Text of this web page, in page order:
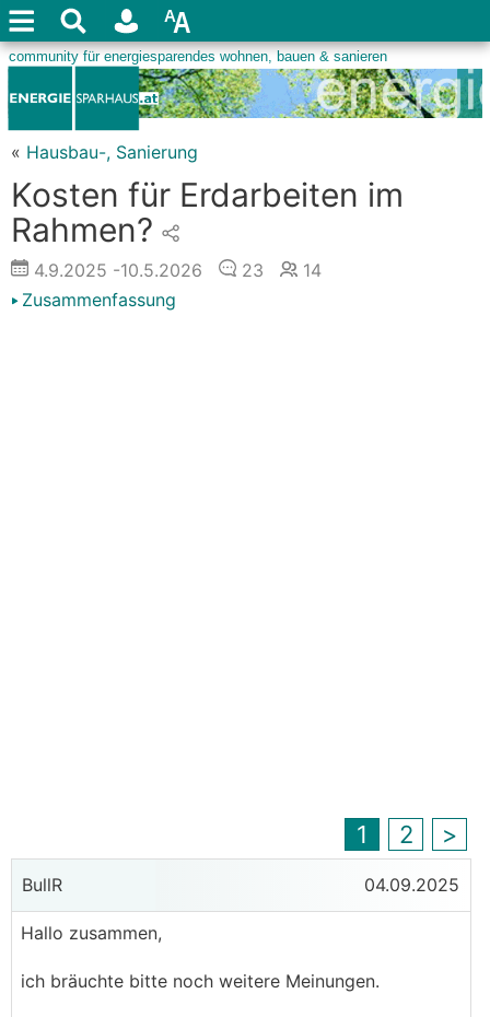
« Hausbau-, Sanierung
Kosten für Erdarbeiten im
Rahmen?
4.9.2025 -10.5.2026 23
14
Zusammenfassung
1 2 >
BullR 04.09.2025
Hallo zusammen,
ich bräuchte bitte noch weitere Meinungen.